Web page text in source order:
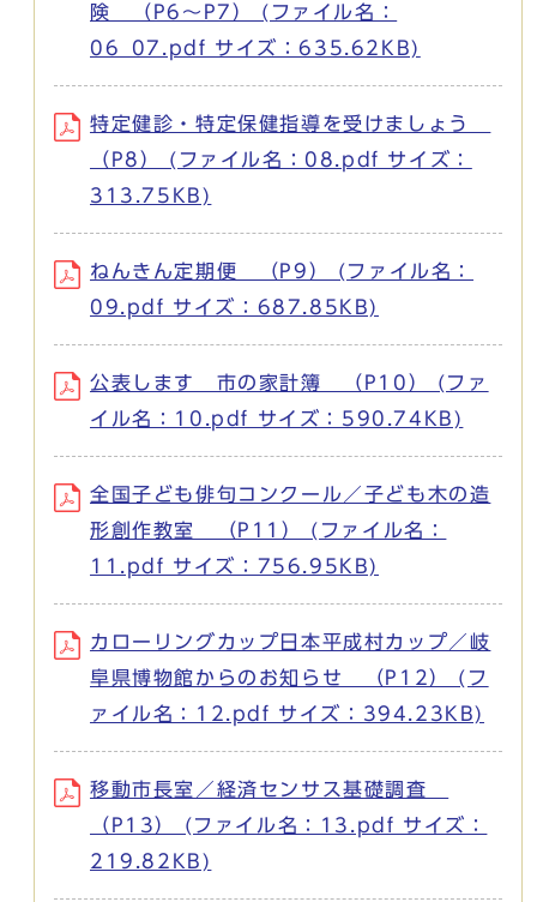
険 （P6～P7） (ファイル名：
06_07.pdf サイズ：635.62KB)
特定健診・特定保健指導を受けましょう
（P8） (ファイル名：08.pdf サイズ：
313.75KB)
ねんきん定期便 （P9） (ファイル名：
09.pdf サイズ：687.85KB)
公表します 市の家計簿 （P10） (ファ
イル名：10.pdf サイズ：590.74KB)
全国子ども俳句コンクール／子ども木の造
形創作教室 （P11） (ファイル名：
11.pdf サイズ：756.95KB)
カローリングカップ日本平成村カップ／岐
阜県博物館からのお知らせ （P12） (フ
ァイル名：12.pdf サイズ：394.23KB)
移動市長室／経済センサス基礎調査
（P13） (ファイル名：13.pdf サイズ：
219.82KB)